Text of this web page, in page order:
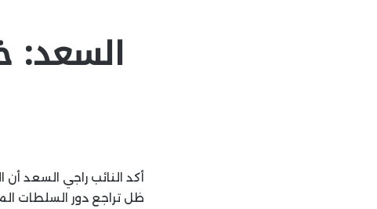
السعد:
أكد النائب راجي السعد
ظل تراجع دور السلطات